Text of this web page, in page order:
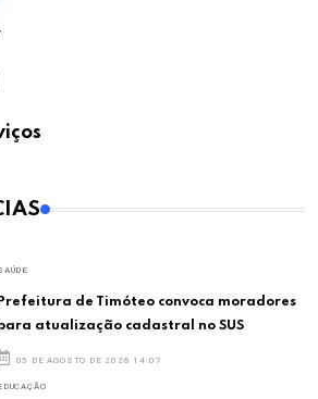
Prefeitura de Timóteo convoca moradores
atualização cadastral no SUS
05 DE AGOSTO DE 2026 14:07